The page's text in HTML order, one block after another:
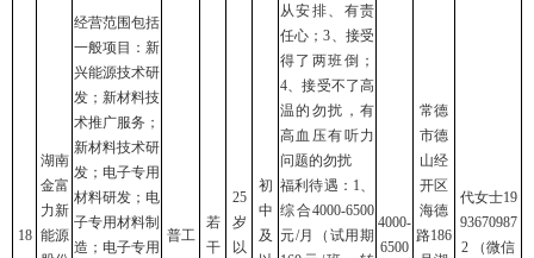
18
湖南
金富
力新
能源
经营范围包括
一般项目：新
兴能源技术研
发；新材料技
术推广服务；
新材料技术研
发；电子专用
材料研发；电
子专用材料制
造；电子专用
普工
若
干
25
岁
以
初
中
及
从安排、有责
任心；3、接受
得了两班倒；
4、接受不了高
温的勿扰，有
高血压有听力
问题的勿扰
福利待遇：1、
综合4000-6500
元/月（试用期
4000-
6500
常德
市德
山经
开区
海德
路186
代女士19
93670987
2 （微信